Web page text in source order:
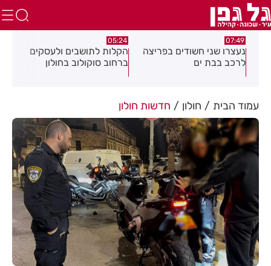
05:24
הקלות לתושבים ולעסקים
ברחוב סוקולוב בחולון
05:18
תושב חולון נעצר בתום
מרדף בעקבות אירוע
עמוד הבית חולון חדשות חולון